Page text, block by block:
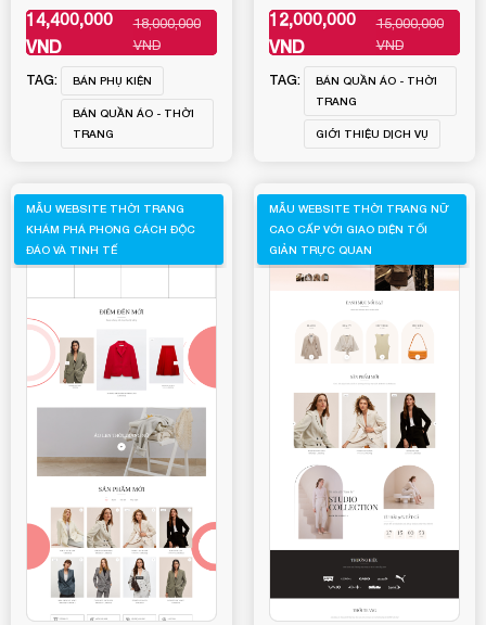
14,400,000
VND
18,000,000
VND
XEM THÊM
TAG: BÁN PHỤ KIỆN
BÁN QUẦN ÁO - THỜI
TRANG
12,000,000
VND
15,000,000
VND
XEM THÊM
TAG:
BÁN QUẦN ÁO - THỜI
TRANG
GIỚI THIỆU DỊCH VỤ
MẪU WEBSITE THỜI TRANG
KHÁM PHÁ PHONG CÁCH ĐỘC
ĐÁO VÀ TINH TẾ
MẪU WEBSITE THỜI TRANG NỮ
CAO CẤP VỚI GIAO DIỆN TỐI
GIẢN TRỰC QUAN